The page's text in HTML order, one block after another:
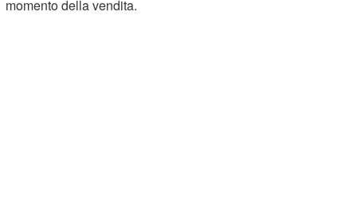
momento della vendita.